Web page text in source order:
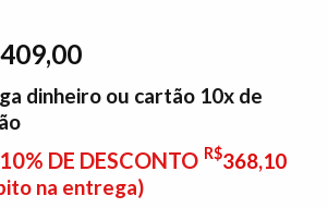
409,00O
atual
R$409,00.
dinheiro ou cartão 10x de
DE DESCONTO R$368,10
na entrega)